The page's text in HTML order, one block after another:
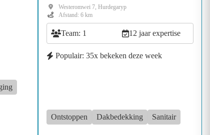
Westeromwei 7, Hurdegaryp
Afstand: 6 km
Team: 1 12 jaar expertise
Populair: 35x bekeken deze week
Ontstoppen Dakbedekking Sanitair